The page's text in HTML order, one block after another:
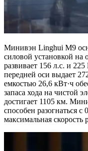
Минивэн Linghui M9
силовой установкой на
развивает 156 л.с. и
передней оси выдает
емкостью 26,6 кВт·ч
запаса хода на чистой
достигает 1105 км.
способен разогнаться с
максимальная скорость